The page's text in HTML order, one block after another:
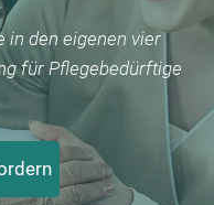
in den eigenen vier
für Pflegebedürftige